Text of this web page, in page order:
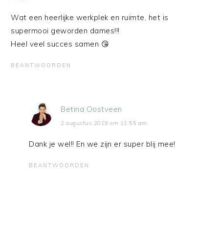
Wat een heerlijke werkplek en ruimte, het is
supermooi geworden dames!!!
Heel veel succes samen 😘
BEANTWOORDEN
Betina Oostveen
2 augustus 2019 om 11:55 am
Dank je wel!! En we zijn er super blij mee!
BEANTWOORDEN